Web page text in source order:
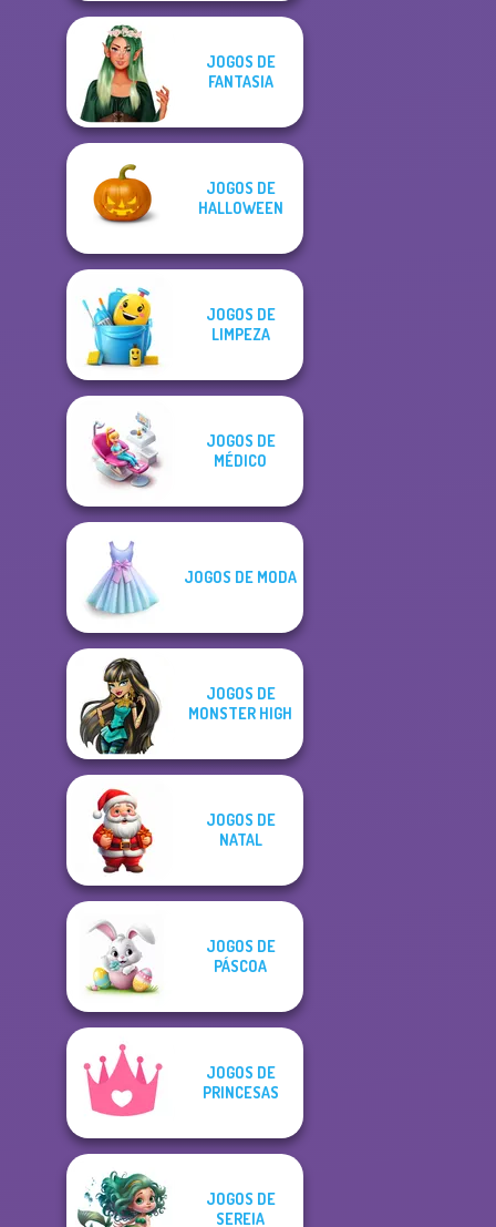
JOGOS DE
FANTASIA
JOGOS DE
HALLOWEEN
JOGOS DE
LIMPEZA
JOGOS DE
MÉDICO
JOGOS DE MODA
JOGOS DE
MONSTER HIGH
JOGOS DE
NATAL
JOGOS DE
PÁSCOA
JOGOS DE
PRINCESAS
JOGOS DE
SEREIA